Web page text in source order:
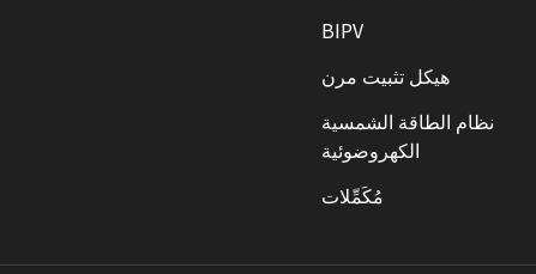
BIPV
هيكل تثبيت مرن
نظام الطاقة الشمسية
الكهروضوئية
مُكَمِّلات